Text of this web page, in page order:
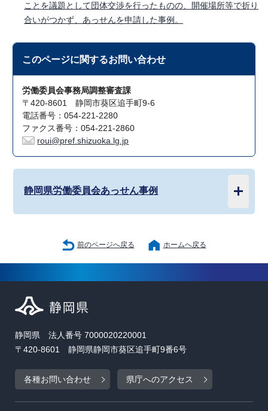
ことを議題として団体交渉を行ったものの、開催場所等で折り
合いがつかず、あっせんを申請した事例。
このページに関するお問い合わせ
労働委員会事務局調整審査課
〒420-8601 静岡市葵区追手町9-6
電話番号：054-221-2280
ファクス番号：054-221-2860
roui@pref.shizuoka.lg.jp
静岡県労働委員会あっせん事例
前のページへ戻る ホームへ戻る
静岡県 法人番号 7000020220001
〒420-8601 静岡県静岡市葵区追手町9番6号
各種お問い合わせ 県庁へのアクセス